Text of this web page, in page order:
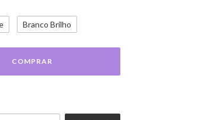
Branco Brilho